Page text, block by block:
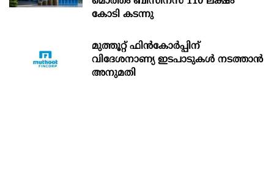
കോടി കടന്നു
മുത്തൂറ്റ് ഫിൻകോർപ്പിന്
വിദേശനാണ്യ ഇടപാടുകൾ നടത്താൻ
അനുമതി